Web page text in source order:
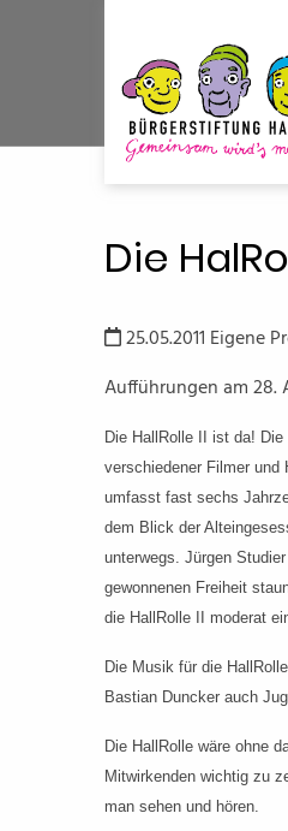
Die
25.05.2011 Eigene
Aufführungen am 28.
Die HallRolle II ist da! Die
verschiedener Filmer und
umfasst fast sechs
dem Blick der
unterwegs. Jürgen
gewonnenen Freiheit
die HallRolle II moderat
Die Musik für die
Bastian Duncker auch
Die HallRolle wäre ohne
Mitwirkenden wichtig zu
man sehen und hören.